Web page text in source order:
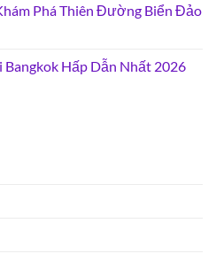
Phá Thiên Đường Biển Đảo
Bangkok Hấp Dẫn Nhất 2026